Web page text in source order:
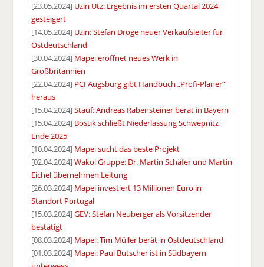
[23.05.2024] Uzin Utz: Ergebnis im ersten Quartal 2024
gesteigert
[14.05.2024] Uzin: Stefan Dröge neuer Verkaufsleiter für
Ostdeutschland
[30.04.2024] Mapei eröffnet neues Werk in
Großbritannien
[22.04.2024] PCI Augsburg gibt Handbuch „Profi-Planer“
heraus
[15.04.2024]Stauf: Andreas Rabensteiner berät in Bayern
[15.04.2024] Bostik schließt Niederlassung Schwepnitz
Ende 2025
[10.04.2024] Mapei sucht das beste Projekt
[02.04.2024]Wakol Gruppe: Dr. Martin Schäfer und Martin
Eichel übernehmen Leitung
[26.03.2024] Mapei investiert 13 Millionen Euro in
Standort Portugal
[15.03.2024]GEV: Stefan Neuberger als Vorsitzender
bestätigt
[08.03.2024] Mapei: Tim Müller berät in Ostdeutschland
[01.03.2024] Mapei: Paul Butscher ist in Südbayern